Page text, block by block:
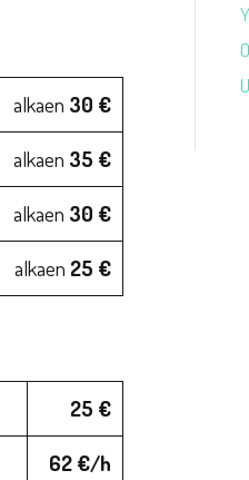
alkaen 30 €
alkaen 35 €
alkaen 30 €
alkaen 25 €
25 €
62 €/h